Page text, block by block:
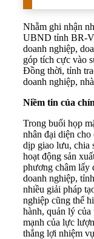
Nhằm ghi nhận
UBND tỉnh BR-
doanh nghiệp,
góp tích cực vào
Đồng thời, tỉnh
doanh nghiệp,
Niềm tin của
Trong buổi họp
nhân đại diện cho
dịp giao lưu, chia
hoạt động sản
phương châm lấy
doanh nghiệp,
nhiều giải pháp
nghiệp cũng thể
hành, quản lý
mạnh của lực
thắng lợi nhiệm